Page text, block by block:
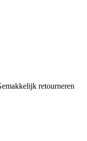
retourneren